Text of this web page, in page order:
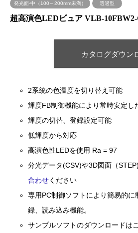
発光面-中（100～200mm未満） 透過型
超高演色LEDビュア VLB-
カタログダウン
2系統の色温度を切り替え可能
輝度FB制御機能により常時安定し
輝度の切替、登録設定可能
低輝度から対応
高演色性LEDを使用 Ra = 97
分光データ(CSV)や3D図面（
合わせください
専用PC制御ソフトにより簡易的に
録、読み込み機能。
サンプルソフトのダウンロードは